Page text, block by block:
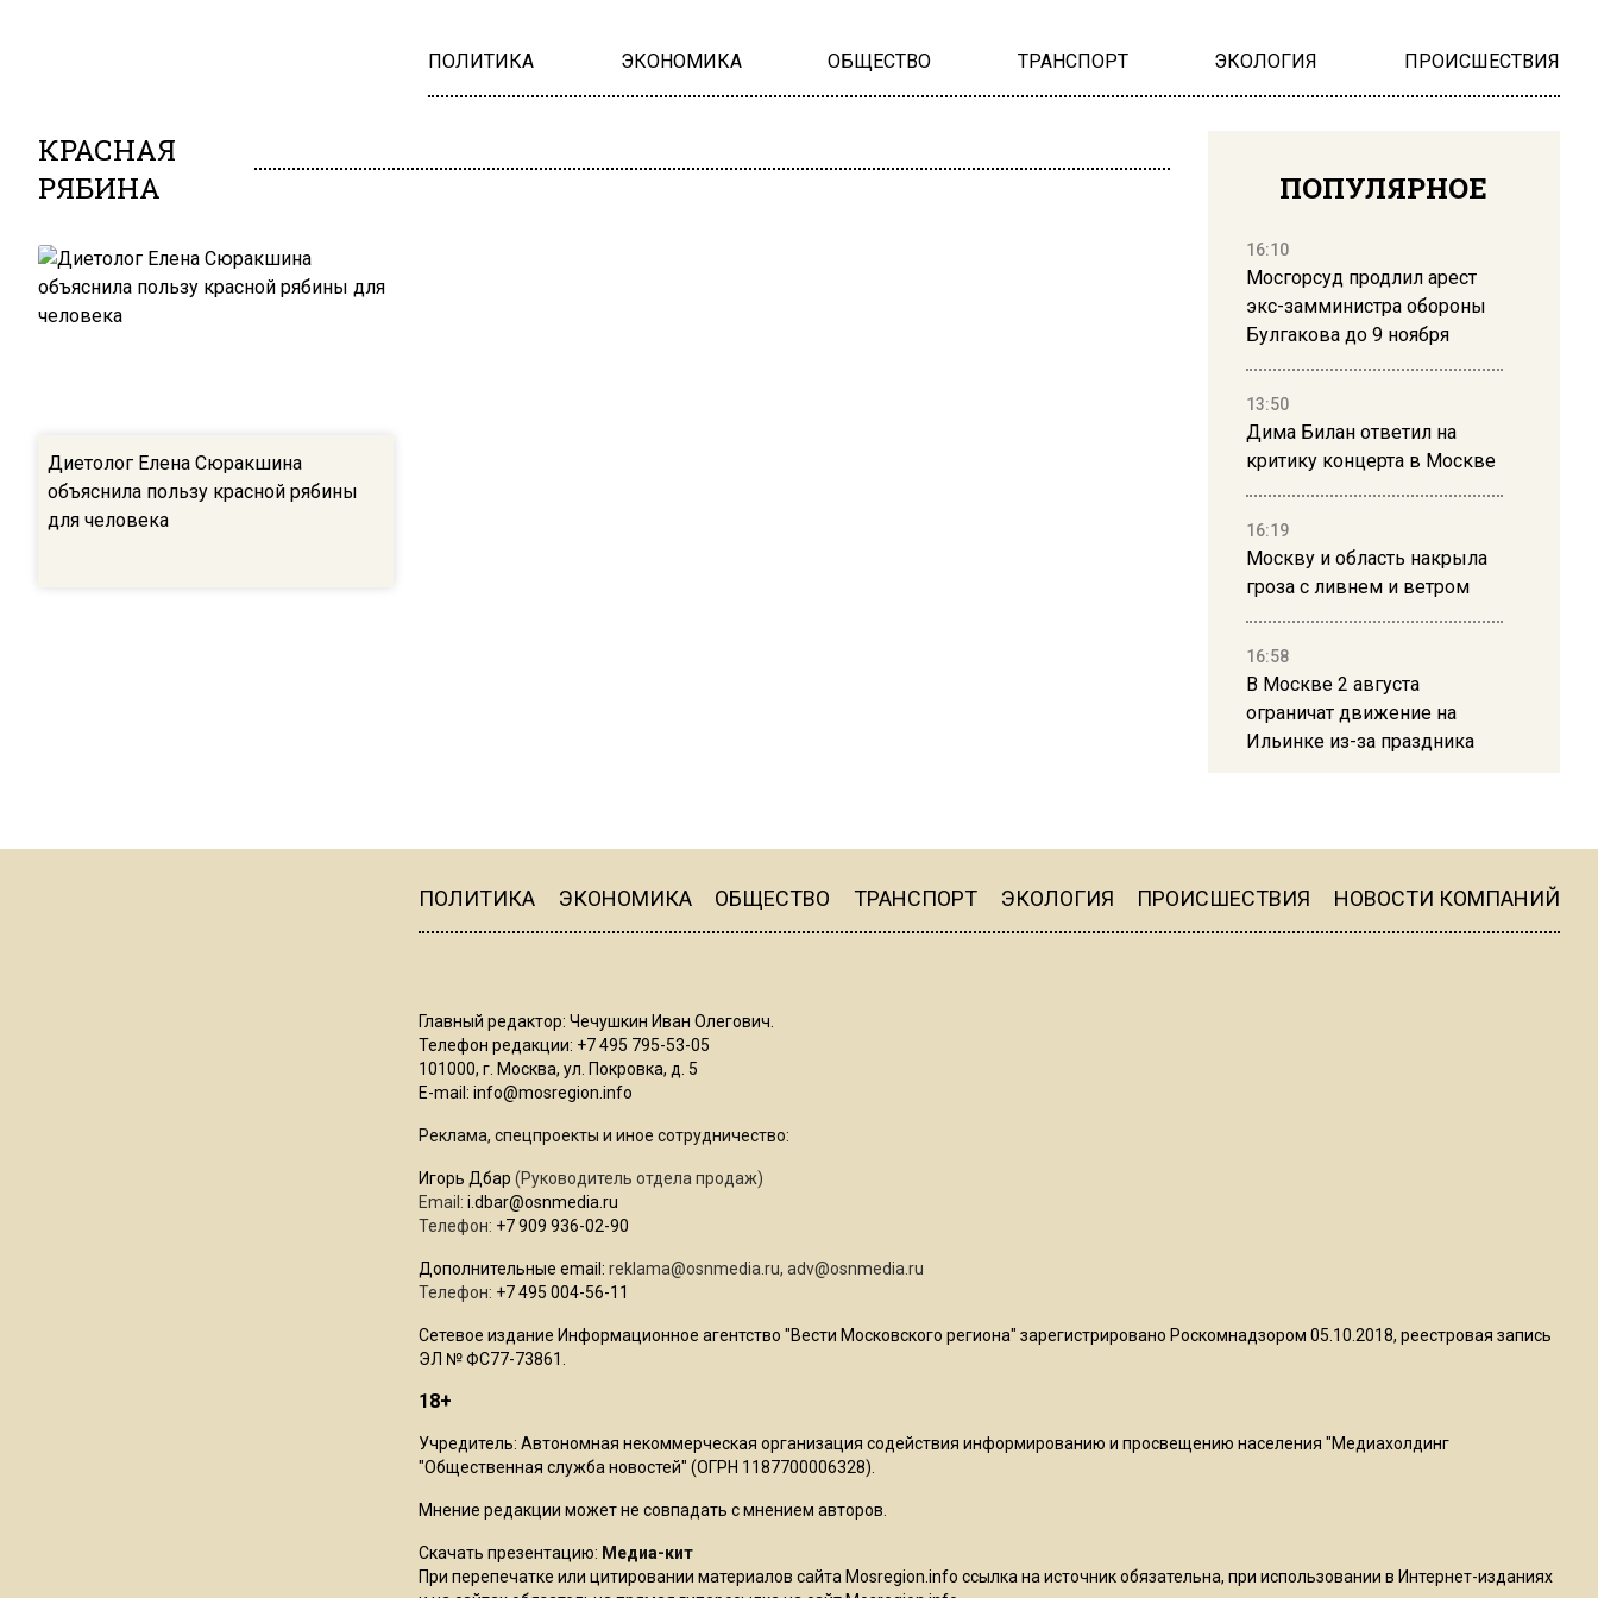
ПОЛИТИКА ЭКОНОМИКА ОБЩЕСТВО ТРАНСПОРТ ЭКОЛОГИЯ ПРОИСШЕСТВИЯ
КРАСНАЯ
РЯБИНА
Диетолог Елена Сюракшина
объяснила пользу красной рябины
для человека
ПОПУЛЯРНОЕ
16:10
Мосгорсуд продлил арест
экс-замминистра обороны
Булгакова до 9 ноября
13:50
Дима Билан ответил на
критику концерта в Москве
16:19
Москву и область накрыла
гроза с ливнем и ветром
16:58
В Москве 2 августа
ограничат движение на
Ильинке из-за праздника
Telegram после обвинений
Роман Терюшков назвал
ПОЛИТИКА ЭКОНОМИКА ОБЩЕСТВО ТРАНСПОРТ ЭКОЛОГИЯ ПРОИСШЕСТВИЯ НОВОСТИ КОМПАНИЙ
Главный редактор: Чечушкин Иван Олегович.
Телефон редакции: +7 495 795-53-05
101000, г. Москва, ул. Покровка, д. 5
E-mail: info@mosregion.info
Реклама, спецпроекты и иное сотрудничество:
Игорь Дбар (Руководитель отдела продаж)
Email: i.dbar@osnmedia.ru
Телефон: +7 909 936-02-90
Дополнительные email: reklama@osnmedia.ru, adv@osnmedia.ru
Телефон: +7 495 004-56-11
Сетевое издание Информационное агентство "Вести Московского региона" зарегистрировано Роскомнадзором 05.10.2018, реестровая запись
ЭЛ № ФС77-73861.
18+
Учредитель: Автономная некоммерческая организация содействия информированию и просвещению населения "Медиахолдинг
"Общественная служба новостей" (ОГРН 1187700006328).
Мнение редакции может не совпадать с мнением авторов.
Скачать презентацию: Медиа-кит
При перепечатке или цитировании материалов сайта Mosregion.info ссылка на источник обязательна, при использовании в Интернет-изданиях